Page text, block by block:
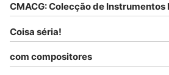
CMACG: Colecção de Instrumentos
Coisa séria!
com compositores